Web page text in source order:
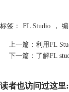
选择第二种方式，点
标签： FL Studio ，
上一篇： 利用FL
下一篇： 了解FL
读者也访问过这里: